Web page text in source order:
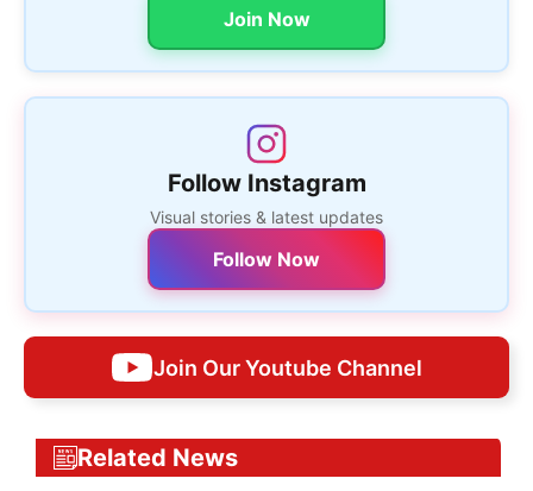
Join Now
Follow Instagram
Visual stories & latest updates
Follow Now
Join Our Youtube Channel
Related News